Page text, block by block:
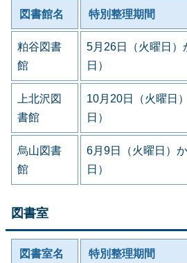
図書館名 特別整理期間
粕谷図書
館
5月26日（火曜日）
日）
上北沢図
書館
10月20日（火曜日
日）
烏山図書
館
6月9日（火曜日）
日）
図書室
図書室名 特別整理期間